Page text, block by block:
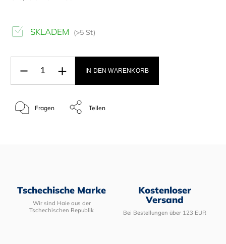
SKLADEM (>5 St)
IN DEN WARENKORB
Fragen Teilen
Tschechische Marke
Wir sind Haie aus der
Tschechischen Republik
Kostenloser
Versand
Bei Bestellungen über 123 EUR